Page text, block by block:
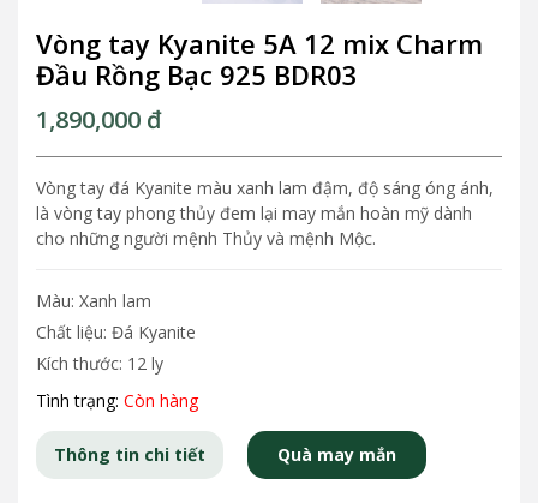
Vòng tay Kyanite 5A 12 mix Charm
Đầu Rồng Bạc 925 BDR03
1,890,000 đ
Vòng tay đá Kyanite màu xanh lam đậm, độ sáng óng ánh,
là vòng tay phong thủy đem lại may mắn hoàn mỹ dành
cho những người mệnh Thủy và mệnh Mộc.
Màu: Xanh lam
Chất liệu: Đá Kyanite
Kích thước: 12 ly
Tình trạng: Còn hàng
Thông tin chi tiết Quà may mắn